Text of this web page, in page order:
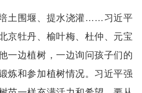
土围堰、提水浇灌……习近平
京牡丹、榆叶梅、杜仲、元宝
一边植树，一边询问孩子们的
炼和参加植树情况。 习近平强